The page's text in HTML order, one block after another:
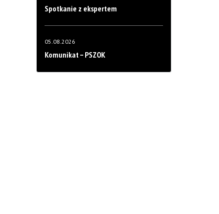
Spotkanie z ekspertem
05.08.2026
Komunikat – PSZOK